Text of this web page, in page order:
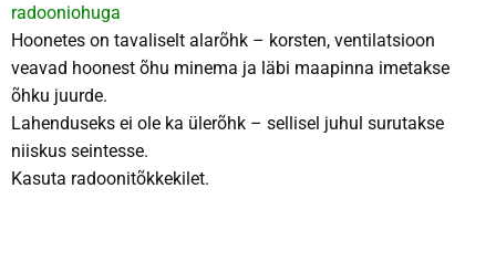
radooniohuga
Hoonetes on tavaliselt alarõhk – korsten, ventilatsioon
veavad hoonest õhu minema ja läbi maapinna imetakse
õhku juurde.
Lahenduseks ei ole ka ülerõhk – sellisel juhul surutakse
niiskus seintesse.
Kasuta radoonitõkkekilet.